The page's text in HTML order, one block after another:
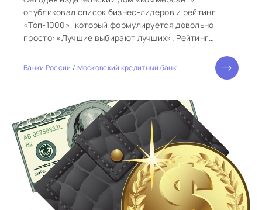
опубликовал список бизнес-лидеров и рейтинг
«Топ-1000», который формулируется довольно
просто: «Лучшие выбирают лучших». Рейтинг
ежегодно в течение 19 лет и является
Банки России / Московский кредитный банк